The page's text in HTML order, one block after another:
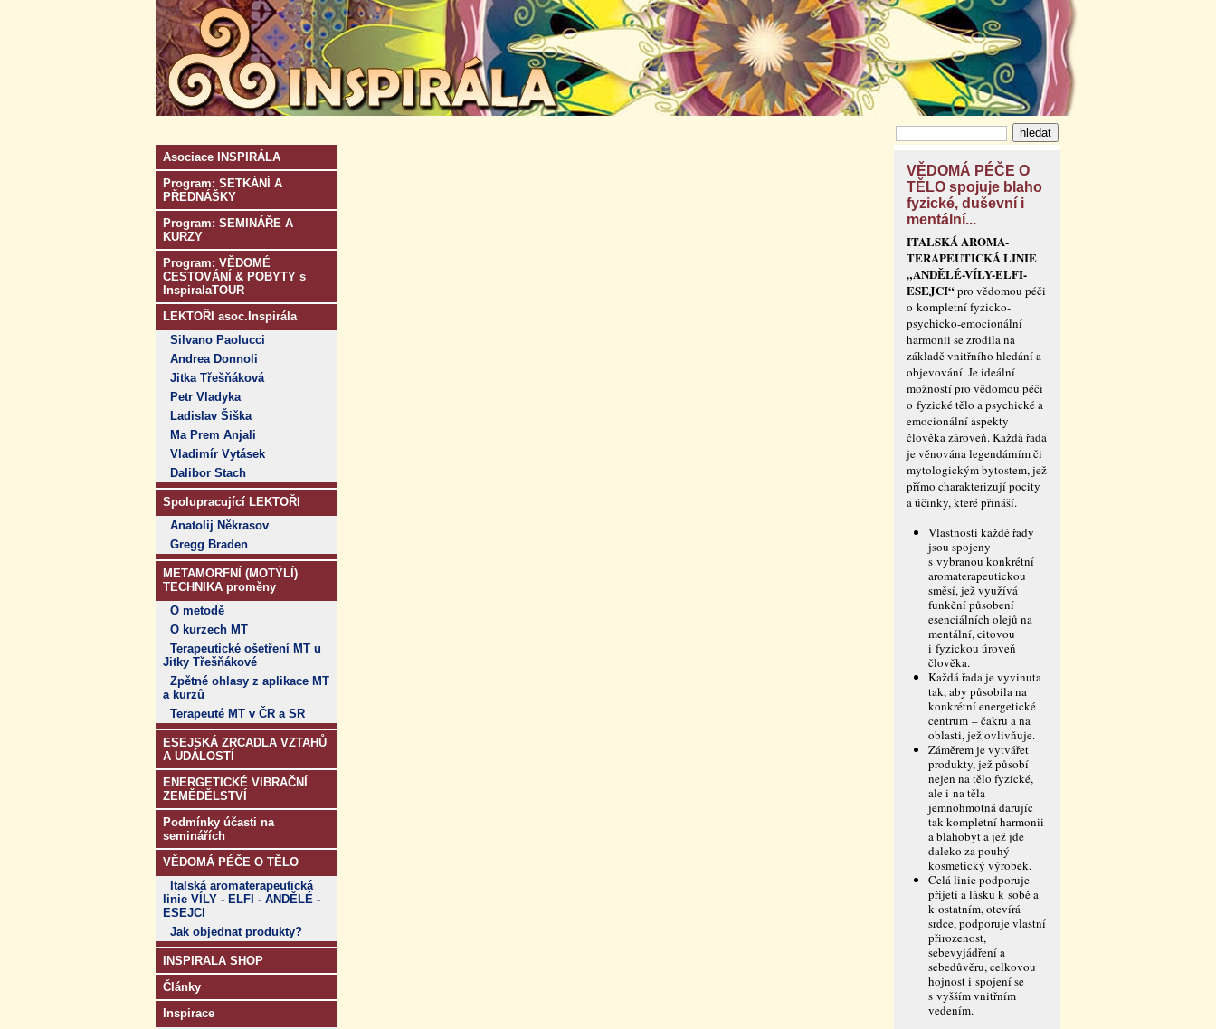
Asociace INSPIRÁLA
Program: SETKÁNÍ A
PŘEDNÁŠKY
Program: SEMINÁŘE A
KURZY
Program: VĚDOMÉ
CESTOVÁNÍ & POBYTY s
InspiralaTOUR
LEKTOŘI asoc.Inspirála
Silvano Paolucci
Andrea Donnoli
Jitka Třešňáková
Petr Vladyka
Ladislav Šiška
Ma Prem Anjali
Vladimír Vytásek
Dalibor Stach
Spolupracující LEKTOŘI
Anatolij Někrasov
Gregg Braden
METAMORFNÍ (MOTÝLÍ)
TECHNIKA proměny
O metodě
O kurzech MT
Terapeutické ošetření MT u
Jitky Třešňákové
Zpětné ohlasy z aplikace MT
a kurzů
Terapeuté MT v ČR a SR
ESEJSKÁ ZRCADLA VZTAHŮ
A UDÁLOSTÍ
ENERGETICKÉ VIBRAČNÍ
ZEMĚDĚLSTVÍ
Podmínky účasti na
seminářích
VĚDOMÁ PÉČE O TĚLO
Italská aromaterapeutická
linie VÍLY - ELFI - ANDĚLÉ -
ESEJCI
Jak objednat produkty?
INSPIRALA SHOP
Články
Inspirace
VĚDOMÁ PÉČE O
TĚLO spojuje blaho
fyzické, duševní i
mentální...
ITALSKÁ AROMA-
TERAPEUTICKÁ LINIE
„ANDĚLÉ-VÍLY-ELFI-
ESEJCI“pro vědomou péči
o kompletní fyzicko-
psychicko-emocionální
harmonii se zrodila na
základě vnitřního hledání a
objevování. Je ideální
možností pro vědomou péči
o fyzické tělo a psychické a
emocionální aspekty
člověka zároveň. Každá řada
je věnována legendárním či
mytologickým bytostem, jež
přímo charakterizují pocity
a účinky, které přináší.
Vlastnosti každé řady
jsou spojeny
s vybranou konkrétní
aromaterapeutickou
směsí, jež využívá
funkční působení
esenciálních olejů na
mentální, citovou
i fyzickou úroveň
člověka.
Každá řada je vyvinuta
tak, aby působila na
konkrétní energetické
centrum – čakru a na
oblasti, jež ovlivňuje.
Záměrem je vytvářet
produkty, jež působí
nejen na tělo fyzické,
ale i na těla
jemnohmotná darujíc
tak kompletní harmonii
a blahobyt a jež jde
daleko za pouhý
kosmetický výrobek.
Celá linie podporuje
přijetí a lásku k sobě a
k ostatním, otevírá
srdce, podporuje vlastní
přirozenost,
sebevyjádření a
sebedůvěru, celkovou
hojnost i spojení se
s vyšším vnitřním
vedením.